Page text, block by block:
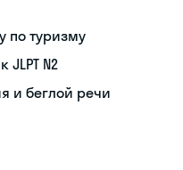
по туризму
JLPT N2
и беглой речи